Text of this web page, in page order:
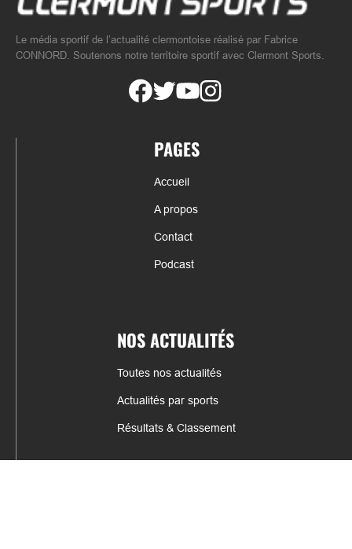
Le média sportif de l’actualité clermontoise réalisé par Fabrice
CONNORD. Soutenons notre territoire sportif avec Clermont Sports.
PAGES
Accueil
A propos
Contact
Podcast
NOS ACTUALITÉS
Toutes nos actualités
Actualités par sports
Résultats & Classement